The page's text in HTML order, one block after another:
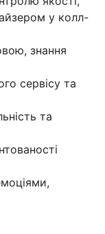
у колл-
знання
сервісу та
та